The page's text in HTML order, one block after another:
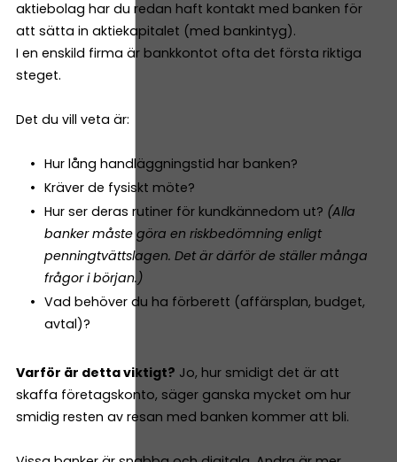
aktiebolag har du redan haft kontakt med banken för
att sätta in aktiekapitalet (med bankintyg).
I en enskild firma är bankkontot ofta det första riktiga
steget.
Det du vill veta är:
Hur lång handläggningstid har banken?
Kräver de fysiskt möte?
Hur ser deras rutiner för kundkännedom ut? (Alla
banker måste göra en riskbedömning enligt
penningtvättslagen. Det är därför de ställer många
frågor i början.)
Vad behöver du ha förberett (affärsplan, budget,
avtal)?
Varför är detta viktigt? Jo, hur smidigt det är att
skaffa företagskonto, säger ganska mycket om hur
smidig resten av resan med banken kommer att bli.